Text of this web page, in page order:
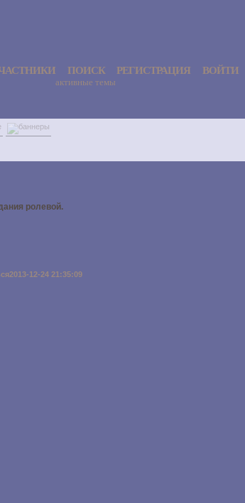
ПОИСК РЕГИСТРАЦИЯ ВОЙТИ
активные темы
ролевой.
2013-12-24 21:35:09